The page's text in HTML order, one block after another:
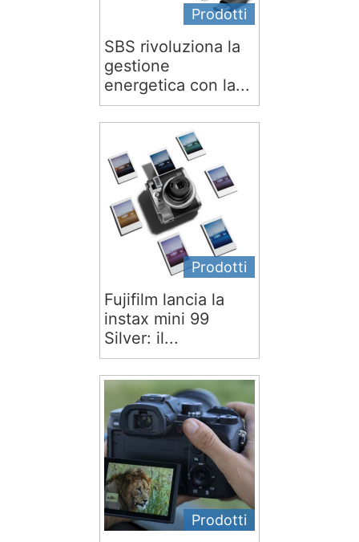
Prodotti
SBS rivoluziona la
gestione
energetica con la...
Prodotti
Fujifilm lancia la
instax mini 99
Silver: il...
Prodotti